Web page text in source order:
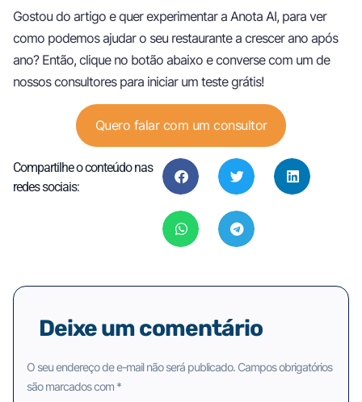
Gostou do artigo e quer experimentar a Anota AI, para ver
como podemos ajudar o seu restaurante a crescer ano após
ano? Então, clique no botão abaixo e converse com um de
nossos consultores para iniciar um teste grátis!
Quero falar com um consultor
Compartilhe o conteúdo nas
redes sociais:
Deixe um comentário
O seu endereço de e-mail não será publicado. Campos obrigatórios
são marcados com *